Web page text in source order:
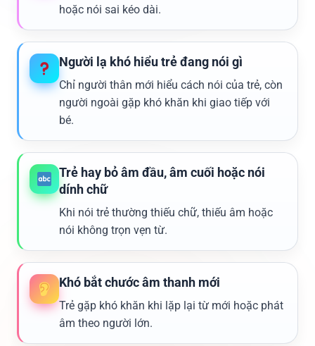
hoặc nói sai kéo dài.
Người lạ khó hiểu trẻ đang nói gì
Chỉ người thân mới hiểu cách nói của trẻ, còn
người ngoài gặp khó khăn khi giao tiếp với
bé.
Trẻ hay bỏ âm đầu, âm cuối hoặc nói
dính chữ
Khi nói trẻ thường thiếu chữ, thiếu âm hoặc
nói không trọn vẹn từ.
Khó bắt chước âm thanh mới
Trẻ gặp khó khăn khi lặp lại từ mới hoặc phát
âm theo người lớn.